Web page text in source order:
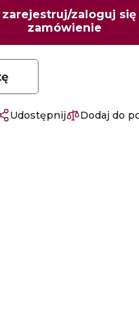
zaloguj się
zamówienie
Udostępnij Dodaj do